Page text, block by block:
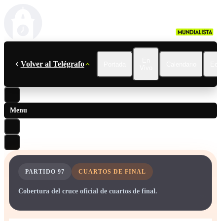
Volver al Telégrafo
Menu
PARTIDO 97 CUARTOS DE FINAL
Cobertura del cruce oficial de cuartos de final.